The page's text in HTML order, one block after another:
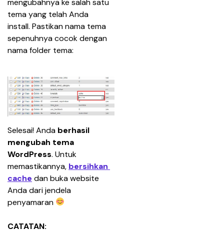
tema yang telah Anda
install. Pastikan nama tema
sepenuhnya cocok dengan
nama folder tema:
Selesai! Anda berhasil
mengubah tema
WordPress. Untuk
memastikannya, bersihkan
cache dan buka website
Anda dari jendela
penyamaran
CATATAN: